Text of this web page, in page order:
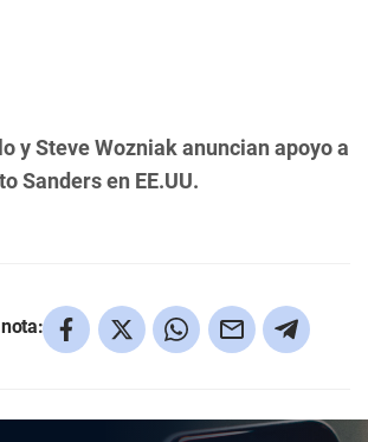
y Steve Wozniak anuncian apoyo a
Sanders en EE.UU.